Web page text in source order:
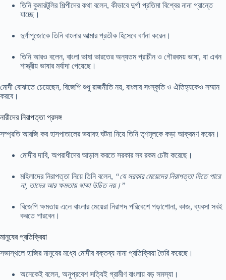
তিনি কুমারটুলির শিল্পীদের কথা বলেন, কীভাবে দুর্গা প্রতিমা বিশ্বের নানা প্রান্তে
যাচ্ছে।
দুর্গাপুজোকে তিনি বাংলার আত্মার প্রতীক হিসেবে বর্ণনা করেন।
তিনি আরও বলেন, বাংলা ভাষা ভারতের অন্যতম প্রাচীন ও গৌরবময় ভাষা, যা এখন
শাস্ত্রীয় ভাষার মর্যাদা পেয়েছে।
মোদী বোঝাতে চেয়েছেন, বিজেপি শুধু রাজনীতি নয়, বাংলার সংস্কৃতি ও ঐতিহ্যকেও সম্মান
করবে।
নারীদের নিরাপত্তা প্রসঙ্গ
সম্প্রতি আরজি কর হাসপাতালের ভয়াবহ ঘটনা নিয়ে তিনি তৃণমূলকে কড়া আক্রমণ করেন।
মোদীর দাবি, অপরাধীদের আড়াল করতে সরকার সব রকম চেষ্টা করেছে।
মহিলাদের নিরাপত্তা নিয়ে তিনি বলেন, “যে সরকার মেয়েদের নিরাপত্তা দিতে পারে
না, তাদের আর ক্ষমতায় থাকা উচিত নয়।”
বিজেপি ক্ষমতায় এলে বাংলার মেয়েরা নিরাপদ পরিবেশে পড়াশোনা, কাজ, ব্যবসা সবই
করতে পারবেন।
মানুষের প্রতিক্রিয়া
সভাস্থলে হাজির মানুষের মধ্যে মোদীর বক্তব্য নানা প্রতিক্রিয়া তৈরি করেছে।
অনেকেই বলেন, অনুপ্রবেশ সত্যিই গ্রামীণ বাংলায় বড় সমস্যা।